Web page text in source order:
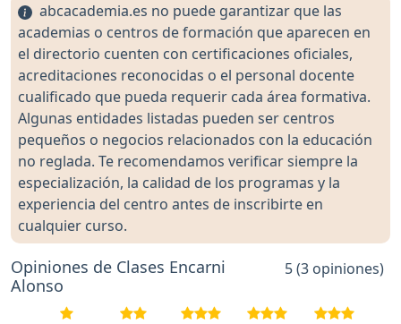
abcacademia.es no puede garantizar que las
academias o centros de formación que aparecen en
el directorio cuenten con certificaciones oficiales,
acreditaciones reconocidas o el personal docente
cualificado que pueda requerir cada área formativa.
Algunas entidades listadas pueden ser centros
pequeños o negocios relacionados con la educación
no reglada. Te recomendamos verificar siempre la
especialización, la calidad de los programas y la
experiencia del centro antes de inscribirte en
cualquier curso.
Opiniones de Clases Encarni
Alonso
5 (3 opiniones)